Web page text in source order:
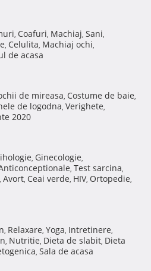
, Coafuri, Machiaj, Sani,
, Celulita, Machiaj ochi,
de acasa
de mireasa, Costume de baie,
de logodna, Verighete,
2020
, Ginecologie,
, Test sarcina,
, Avort, Ceai verde, HIV, Ortopedie,
, Relaxare, Yoga, Intretinere,
, Nutritie, Dieta de slabit, Dieta
, Sala de acasa